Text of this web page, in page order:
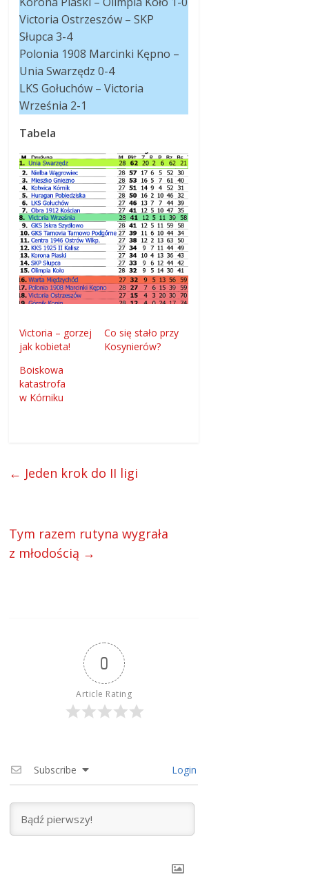
Victoria Ostrzeszów – SKP
Słupca 3-4
Polonia 1908 Marcinki Kępno –
Unia Swarzędz 0-4
LKS Gołuchów – Victoria
Września 2-1
Tabela
Victoria – gorzej
jak kobieta!
Co się stało przy
Kosynierów?
Boiskowa
katastrofa
w Kórniku
← Jeden krok do II ligi
Tym razem rutyna wygrała
z młodością →
0
Article Rating
Subscribe Login